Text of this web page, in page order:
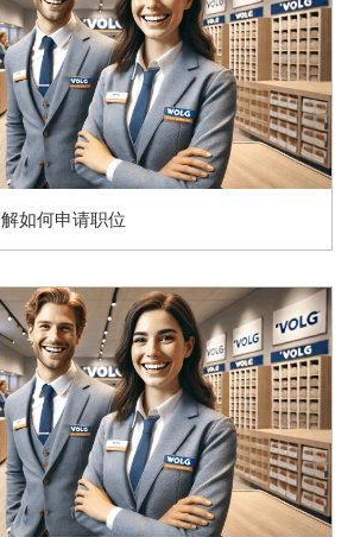
如何申请职位